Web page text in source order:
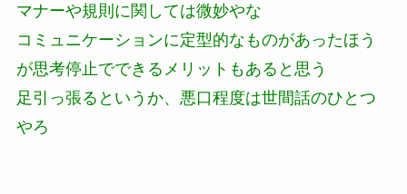
マナーや規則に関しては微妙やな
コミュニケーションに定型的なものがあったほう
が思考停止でできるメリットもあると思う
足引っ張るというか、悪口程度は世間話のひとつ
やろ